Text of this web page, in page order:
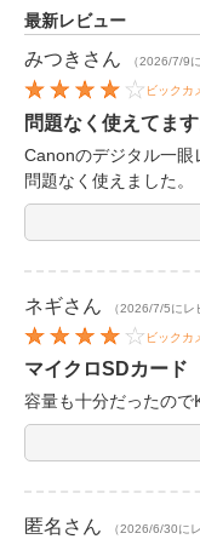
最新レビュー
みつき さん （2026/7/9
ビックカ
問題なく使えてます
Canonのデジタル一眼
問題なく使えました。
ネギさん （2026/7/5にレ
ビックカ
マイクロSDカード
容量も十分だったので
匿名 さん （2026/6/30に